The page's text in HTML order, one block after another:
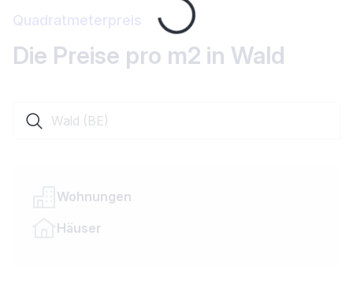
Loading...
Quadratmeterpreis
Die Preise pro m2 in Wald
Wohnungen
Häuser